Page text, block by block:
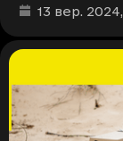
Дата та час
13 вер. 2024